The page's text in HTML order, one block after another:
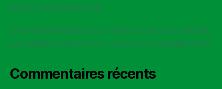
DIRECTION PERSISTE
CONGÉS FAMILIAUX LA SNCF DOIT ACCORDER
LES MÊMES DROITS À TOUS LES CHEMINOT·ES
Commentaires récents